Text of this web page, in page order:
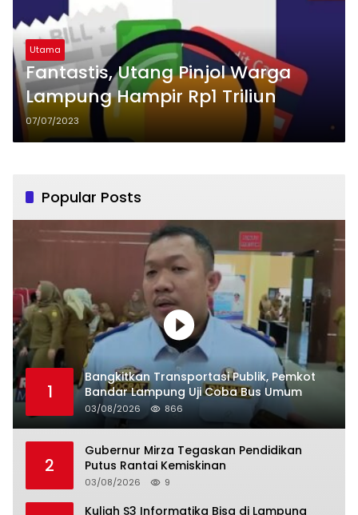
Utama
Fantastis, Utang Pinjol Warga
Lampung Hampir Rp1 Triliun
07/07/2023
Popular Posts
1
Bangkitkan Transportasi Publik, Pemkot
Bandar Lampung Uji Coba Bus Umum
03/08/2026 866
2
Gubernur Mirza Tegaskan Pendidikan
Putus Rantai Kemiskinan
03/08/2026 9
Kuliah S3 Informatika Bisa di Lampung